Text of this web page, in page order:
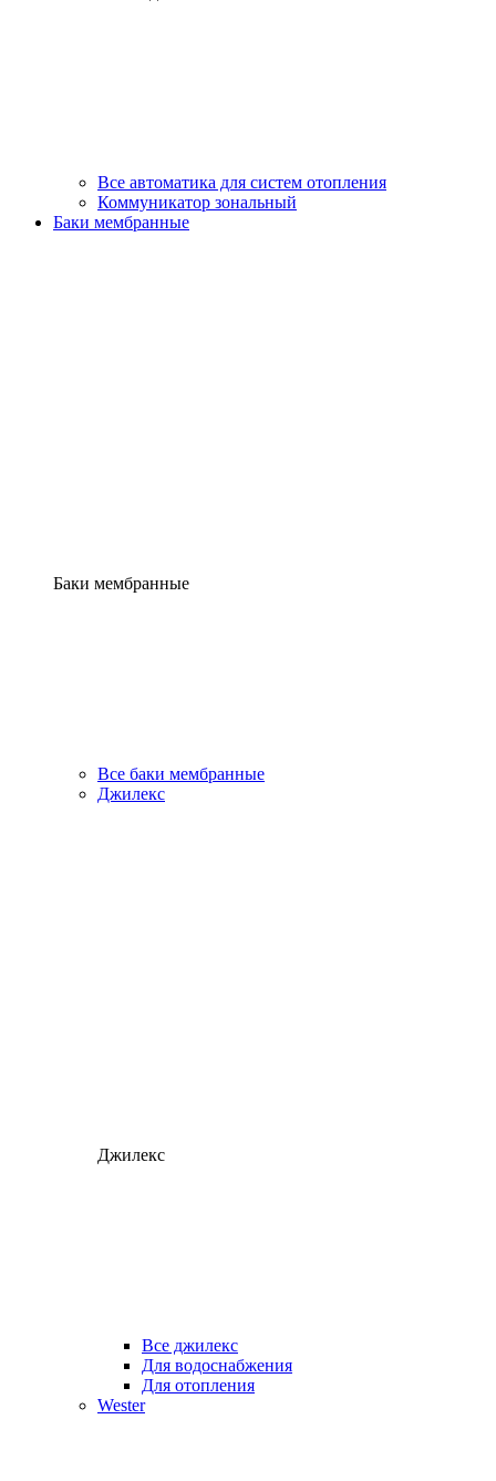
Все автоматика для систем отопления
Коммуникатор зональный
Баки мембранные
Баки мембранные
Все баки мембранные
Джилекс
Джилекс
Все джилекс
Для водоснабжения
Для отопления
Wester